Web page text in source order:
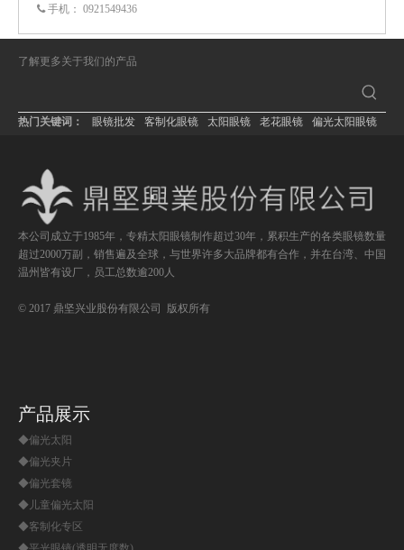
 手机： 0921549436
了解更多关于我们的产品
热门关键词： 眼镜批发 客制化眼镜 太阳眼镜 老花眼镜 偏光太阳眼镜
本公司成立于1985年，专精太阳眼镜制作超过30年，累积生产的各类眼镜数量
超过2000万副，销售遍及全球，与世界许多大品牌都有合作，并在台湾、中国
温州皆有设厂，员工总数逾200人
© 2017 鼎坚兴业股份有限公司 版权所有
产品展示
◆偏光太阳
◆偏光夹片
◆偏光套镜
◆儿童偏光太阳
◆客制化专区